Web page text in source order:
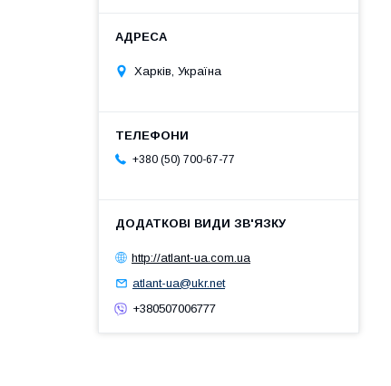
Харків, Україна
+380 (50) 700-67-77
http://atlant-ua.com.ua
atlant-ua@ukr.net
+380507006777